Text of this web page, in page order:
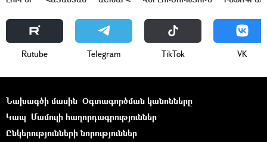
Rutube Telegram ТikТоk VK
Նախագծի մասին Օգտագործման կանոնները
Կապ Մամուլի հաղորդագրություններ
Ընկերությունների նորություններ